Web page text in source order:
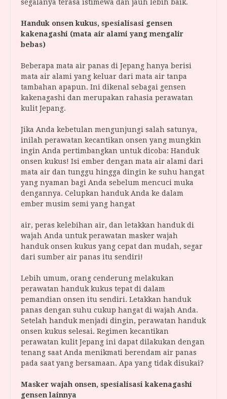
segalanya terasa istimewa dan jauh lebih baik.
Handuk onsen kukus, spesialisasi gensen
kakenagashi (mata air alami yang mengalir
bebas)
Beberapa mata air panas di Jepang hanya berisi
mata air alami yang keluar dari mata air tanpa
tambahan apapun. Ini dikenal sebagai gensen
kakenagashi dan merupakan rahasia perawatan
kulit Jepang.
Jika Anda kebetulan mengunjungi salah satunya,
inilah perawatan kecantikan onsen yang mungkin
ingin Anda pertimbangkan untuk dicoba: Handuk
onsen kukus! Isi ember dengan mata air alami dari
mata air dan tunggu hingga dingin ke suhu hangat
yang nyaman bagi Anda sebelum mencuci muka
dengannya. Celupkan handuk Anda ke dalam
ember musim semi yang hangat
air, peras kelebihan air, dan letakkan handuk di
wajah Anda untuk perawatan masker wajah
handuk onsen kukus yang cepat dan mudah, segar
dari sumber air panas itu sendiri!
Lebih umum, orang cenderung melakukan
perawatan handuk kukus tepat di dalam
pemandian onsen itu sendiri. Letakkan handuk
panas dengan suhu cukup hangat di wajah Anda.
Setelah handuk menjadi dingin, perawatan handuk
onsen kukus selesai. Regimen kecantikan
perawatan kulit Jepang ini dapat dilakukan dengan
tenang saat Anda menikmati berendam air panas
pada saat yang bersamaan. Apa yang tidak disukai?
Masker wajah onsen, spesialisasi kakenagashi
gensen lainnya